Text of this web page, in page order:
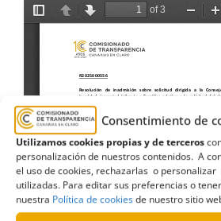
Consentimiento de
Utilizamos cookies propias y de terceros
personalización de nuestros contenidos. A
el uso de cookies, rechazarlas o
utilizadas. Para editar sus preferencias o
nuestra Política de cookiesde nuestro sitio